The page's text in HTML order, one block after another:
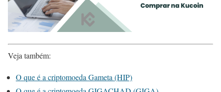
Veja também:
O que é a criptomoeda Gameta (HIP)